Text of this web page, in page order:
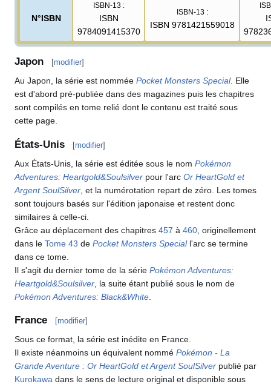
N°ISBN
ISBN-13 :
ISBN
9784091415370
ISBN-13 :
ISBN 9781421559018
Japon [modifier]
Au Japon, la série est nommée Pocket Monsters Special. Elle
est d'abord pré-publiée dans des magazines puis les chapitres
sont compilés en tome relié dont le contenu est traité sous
cette page.
États-Unis [modifier]
Aux États-Unis, la série est éditée sous le nom Pokémon
Adventures: Heartgold&Soulsilver pour l'arc Or HeartGold et
Argent SoulSilver , et la numérotation repart de zéro. Les tomes
sont toujours basés sur l'édition japonaise et restent donc
similaires à celle-ci.
Grâce au déplacement des chapitres 457 à 460 , originellement
dans le Tome 43 de Pocket Monsters Speciall'arc se termine
dans ce tome.
Il s'agit du dernier tome de la série Pokémon Adventures:
Heartgold&Soulsilver , la suite étant publié sous le nom de
Pokémon Adventures: Black&White
France [modifier]
Sous ce format, la série est inédite en France.
Il existe néanmoins un équivalent nommé Pokémon - La
Grande Aventure : Or HeartGold et Argent SoulSilver publié par
Kurokawa dans le sens de lecture original et disponible sous